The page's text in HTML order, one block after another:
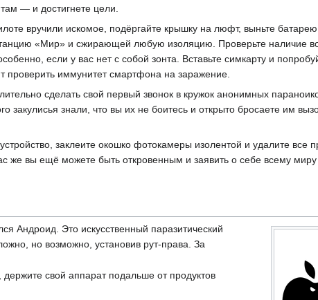
— и достигнете цели.
вручили искомое, подёргайте крышку на люфт, выньте
«Мир» и сжирающей любую изоляцию. Проверьте наличие
если у вас нет с собой зонта. Вставьте симкарту и
проверить иммунитет смартфона на заражение.
сделать свой первый звонок в кружок анонимных
знали, что вы их не боитесь и открыто бросаете им
заклеите окошко фотокамеры изолентой и удалите все
вы ещё можете быть откровенным и заявить о себе всему миру
Андроид. Это искусственный паразитический
но возможно, установив рут-права. За
свой аппарат подальше от продуктов